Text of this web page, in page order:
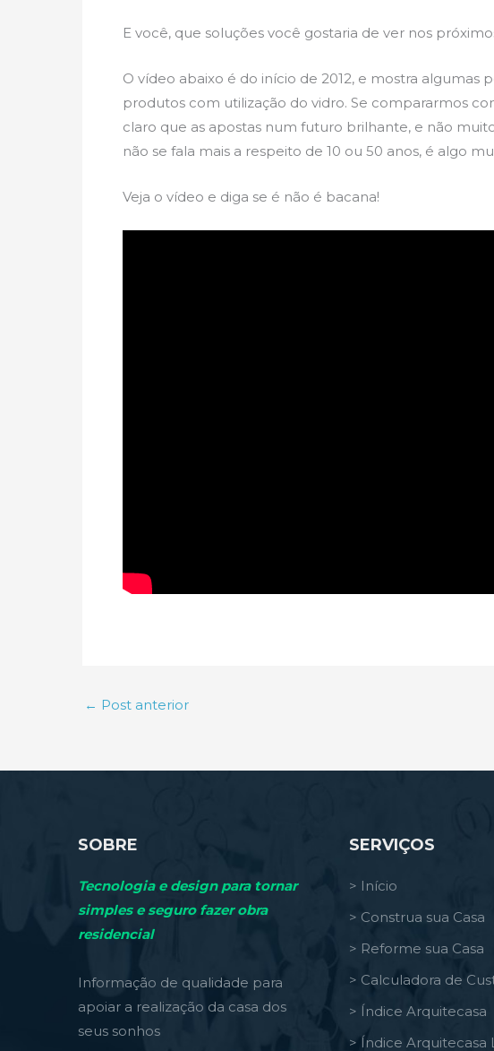
E você, que soluções você gostaria de ver nos
O vídeo abaixo é do início de 2012, e mostra algumas
produtos com utilização do vidro. Se compararmos
claro que as apostas num futuro brilhante, e não
não se fala mais a respeito de 10 ou 50 anos, é algo
Veja o vídeo e diga se é não é bacana!
← Post anterior
SOBRE
Tecnologia e design para tornar
simples e seguro fazer obra
residencial
Informação de qualidade para
apoiar a realização da casa dos
seus sonhos
SERVIÇOS
> Início
> Construa sua Casa
> Reforme sua Casa
> Calculadora de
> Índice Arquitecasa
> Índice Arquitecasa